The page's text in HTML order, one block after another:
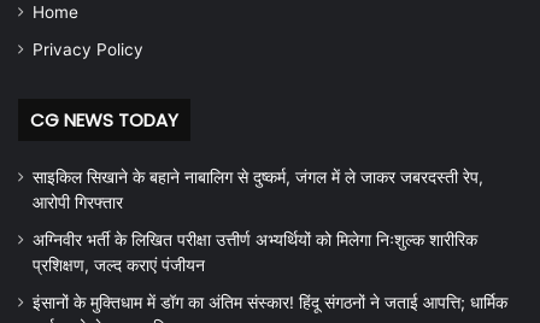
Home
Privacy Policy
CG NEWS TODAY
साइकिल सिखाने के बहाने नाबालिग से दुष्कर्म, जंगल में ले जाकर जबरदस्ती रेप,
आरोपी गिरफ्तार
अग्निवीर भर्ती के लिखित परीक्षा उत्तीर्ण अभ्यर्थियों को मिलेगा निःशुल्क शारीरिक
प्रशिक्षण, जल्द कराएं पंजीयन
इंसानों के मुक्तिधाम में डॉग का अंतिम संस्कार! हिंदू संगठनों ने जताई आपत्ति; धार्मिक